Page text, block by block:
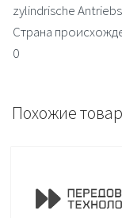
zylindrische
Страна
0
Похожие